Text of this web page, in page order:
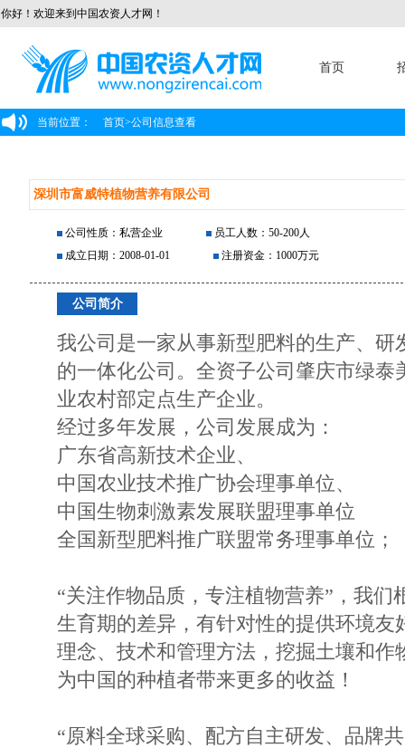
你好！欢迎来到中国农资人才网！
首页
当前位置： 首页>公司信息查看
深圳市富威特植物营养有限公司
公司性质：私营企业
员工人数：50-200人
成立日期：2008-01-01
注册资金：1000万元
公司简介
我公司是一家从事新型肥料的生产、研
的一体化公司。全资子公司肇庆市绿
业农村部定点生产企业。
经过多年发展，公司发展成为：
广东省高新技术企业、
中国农业技术推广协会理事单位、
中国生物刺激素发展联盟理事单位
全国新型肥料推广联盟常务理事单位；
“关注作物品质，专注植物营养”，我们
生育期的差异，有针对性的提供环境友
理念、技术和管理方法，挖掘土壤和作
为中国的种植者带来更多的收益！
“原料全球采购、配方自主研发、品牌